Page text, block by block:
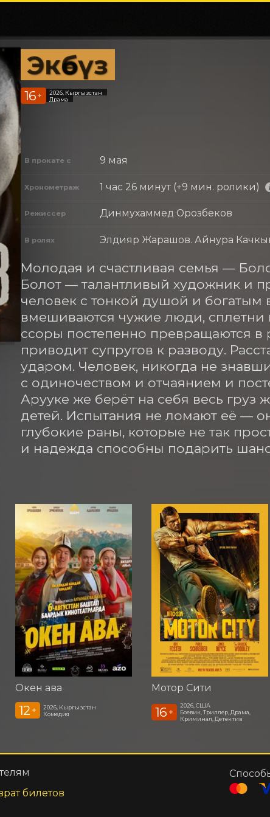
Экөөбүз
16 +
2026, Кыргызстан
Драма
В прокате с 9 мая
Хронометраж 1 час 26 минут (+9 мин. ролики)
Режиссер Динмухаммед Орозбеков
В ролях Элдияр Жарашов. Айнура
Молодая и счастливая семья —
Болот — талантливый художник и
человек с тонкой душой и
вмешиваются чужие люди,
ссоры постепенно превращаются
приводит супругов к разводу.
ударом. Человек, никогда не
с одиночеством и отчаянием и
Арууке же берёт на себя весь
детей. Испытания не ломают её —
глубокие раны, которые не так
и надежда способны подарить
Окен ава
12 +
2026, Кыргызстан
Комедия
Мотор Сити
16 +
2026, США
Боевик, Триллер, Драма,
Криминал, Детектив
билетов